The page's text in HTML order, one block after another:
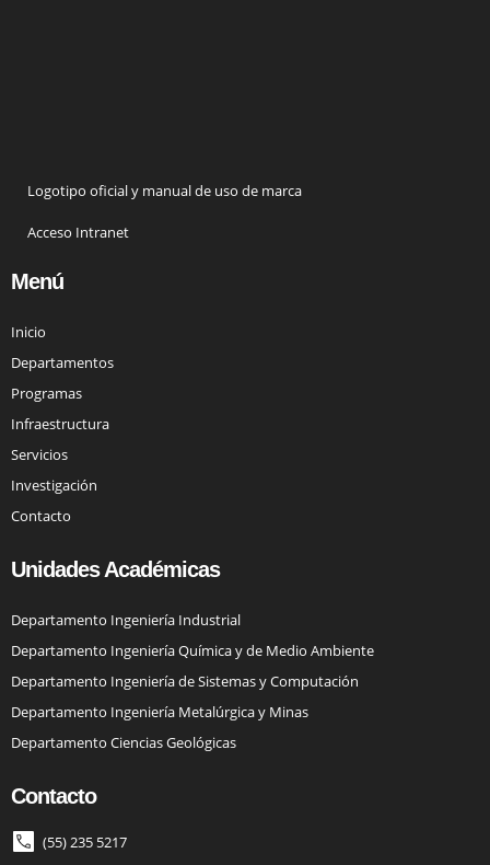
Logotipo oficial y manual de uso de marca
Acceso Intranet
Menú
Inicio
Departamentos
Programas
Infraestructura
Servicios
Investigación
Contacto
Unidades Académicas
Departamento Ingeniería Industrial
Departamento Ingeniería Química y de Medio Ambiente
Departamento Ingeniería de Sistemas y Computación
Departamento Ingeniería Metalúrgica y Minas
Departamento Ciencias Geológicas
Contacto
(55) 235 5217